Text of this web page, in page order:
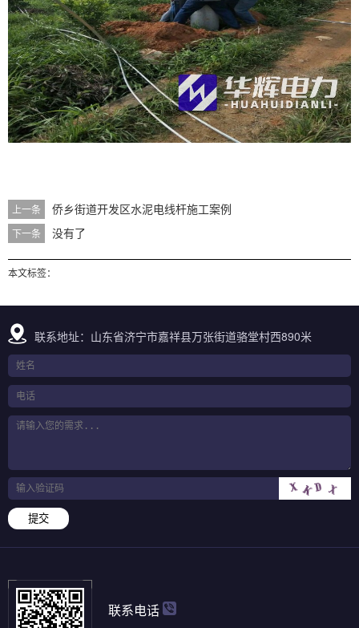
上一条 侨乡街道开发区水泥电线杆施工案例
下一条 没有了
本文标签：
联系地址：山东省济宁市嘉祥县万张街道骆堂村西890米
提交
联系电话